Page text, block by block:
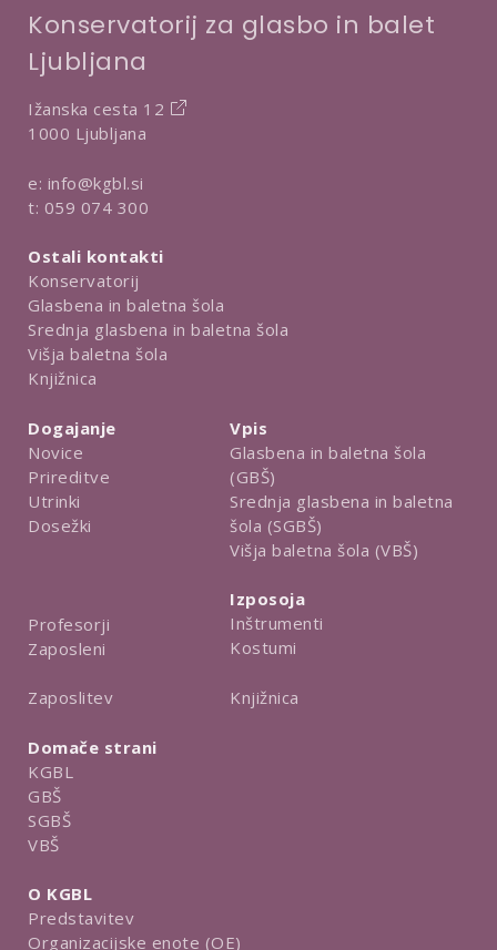
Konservatorij za glasbo in balet
Ljubljana
Ižanska cesta 12
1000 Ljubljana
e: info@kgbl.si
t: 059 074 300
Ostali kontakti
Konservatorij
Glasbena in baletna šola
Srednja glasbena in baletna šola
Višja baletna šola
Knjižnica
Dogajanje
Novice
Prireditve
Utrinki
Dosežki
Profesorji
Zaposleni
Zaposlitev
Vpis
Glasbena in baletna šola
(GBŠ)
Srednja glasbena in baletna
šola (SGBŠ)
Višja baletna šola (VBŠ)
Izposoja
Inštrumenti
Kostumi
Knjižnica
Domače strani
KGBL
GBŠ
SGBŠ
VBŠ
O KGBL
Predstavitev
Organizacijske enote (OE)